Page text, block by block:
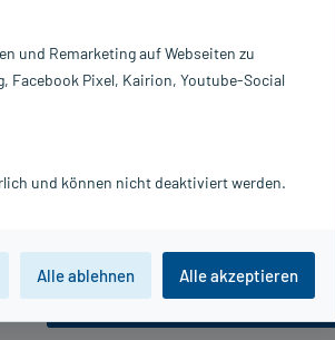
In den
1 St
19829362
und Remarketing auf Webseiten zu
Facebook Pixel, Kairion, Youtube-Social
und können nicht deaktiviert werden.
Alle ablehnen Alle akzeptieren